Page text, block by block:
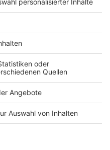
ROCK ANTENNE
Region wechseln